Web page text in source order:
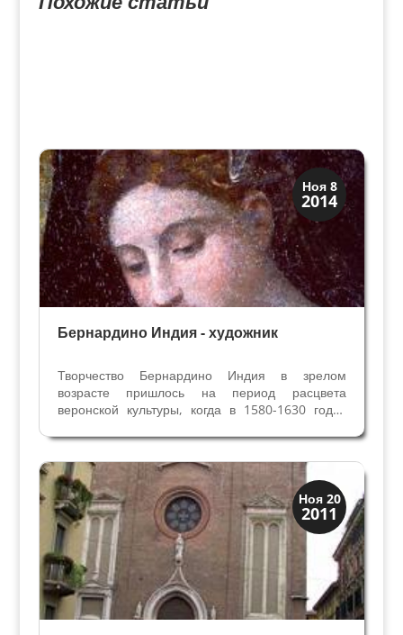
Ноя 8
2014
Верона
Веронцы
Бернардино Индия - художник
Творчество Бернардино Индия в зрелом
возрасте пришлось на период расцвета
веронской культуры, когда в 1580-1630 годах
Бернардино родился в Вероне в районе
Св.Сильвестра в 1528 году, его отец
Кристофоро ди Манделло из Гаццо и мать...
Ноя 20
2011
Скрытая Верона
Церкви